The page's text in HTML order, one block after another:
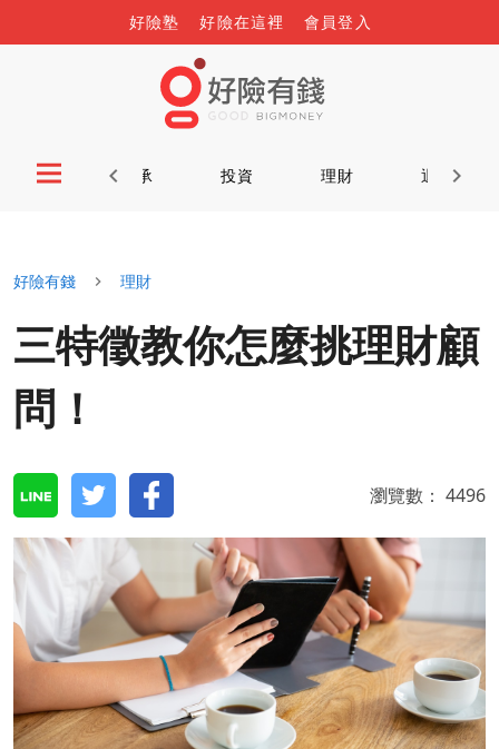
好險塾 好險在這裡 會員登入
首頁 傳承 投資 理財 退休
好險有錢 理財
三特徵教你怎麼挑理財顧
問！
瀏覽數： 4496